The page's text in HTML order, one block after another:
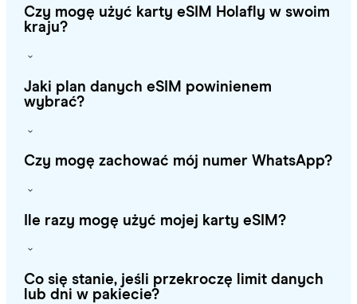
Czy mogę użyć karty eSIM Holafly w swoim
kraju?
Jaki plan danych eSIM powinienem
wybrać?
Czy mogę zachować mój numer WhatsApp?
Ile razy mogę użyć mojej karty eSIM?
Co się stanie, jeśli przekroczę limit danych
lub dni w pakiecie?